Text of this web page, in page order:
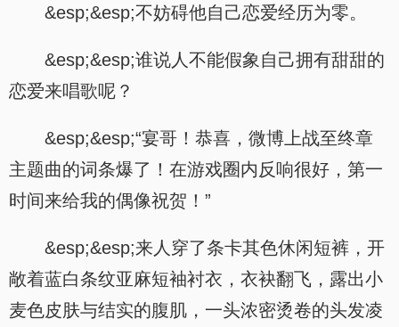
&esp;&esp;不妨碍他自己恋爱经历为零。
&esp;&esp;谁说人不能假象自己拥有甜甜的
恋爱来唱歌呢？
&esp;&esp;“宴哥！恭喜，微博上战至终章
主题曲的词条爆了！在游戏圈内反响很好，第一
时间来给我的偶像祝贺！”
&esp;&esp;来人穿了条卡其色休闲短裤，开
敞着蓝白条纹亚麻短袖衬衣，衣袂翻飞，露出小
麦色皮肤与结实的腹肌，一头浓密烫卷的头发凌